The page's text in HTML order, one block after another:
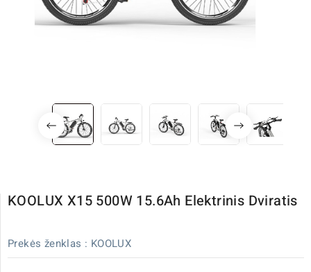
KOOLUX X15 500W 15.6Ah Elektrinis Dviratis
Prekės ženklas : KOOLUX